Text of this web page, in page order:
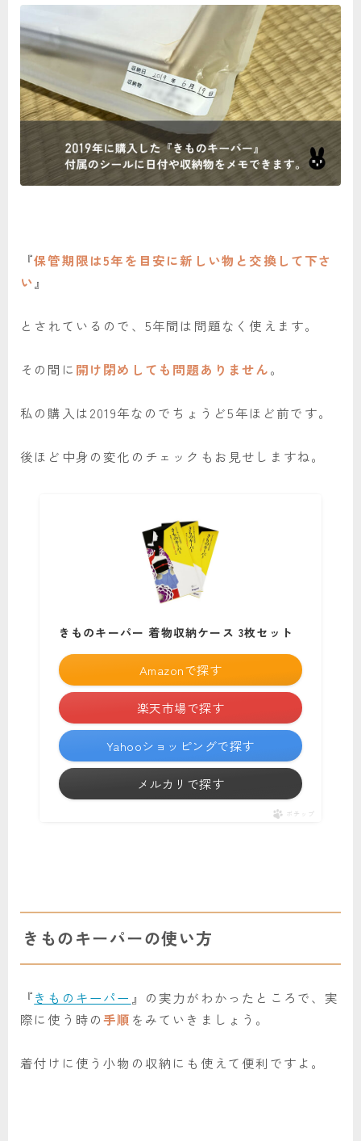
『保管期限は5年を目安に新しい物と交換して下さ
い 』
とされているので、5年間は問題なく使えます。
その間に 開け閉めしても問題ありません。
私の購入は2019年なのでちょうど5年ほど前です。
後ほど中身の変化のチェックもお見せしますね。
きものキーパー 着物収納ケース 3枚セット
Amazonで探す
楽天市場で探す
Yahooショッピングで探す
メルカリで探す
ポチップ
きものキーパーの使い方
『きものキーパー 』の実力がわかったところで、実
際に使う時の手順 をみていきましょう。
着付けに使う小物の収納にも使えて便利ですよ。